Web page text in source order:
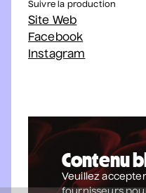
Station
Gratuit
•
Suivre la production
Site Web
Facebook
Instagram
Contenu
Veuillez